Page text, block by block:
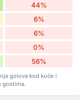
44%
6%
6%
0%
56%
golova kod kuće i
gostima.